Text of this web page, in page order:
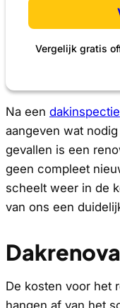
Vergelijk gratis
Na een dakinspectie
aangeven wat
gevallen is een
geen compleet
scheelt weer in de
van ons een
De kosten voor het